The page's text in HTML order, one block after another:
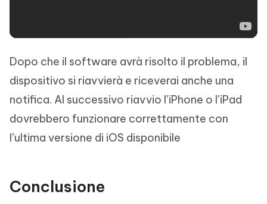
Dopo che il software avrà risolto il problema, il
dispositivo si riavvierà e riceverai anche una
notifica. Al successivo riavvio l’iPhone o l’iPad
dovrebbero funzionare correttamente con
l’ultima versione di iOS disponibile
Conclusione